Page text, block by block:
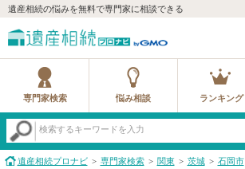
遺産相続の悩みを無料で専門家に相談できる
専門家検索 悩み相談 ランキング
検索するキーワードを入力
遺産相続プロナビ 専門家検索 関東 茨城 石岡市